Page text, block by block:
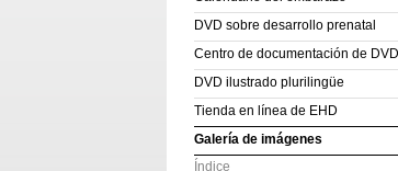
DVD sobre desarrollo prenatal
Centro de documentación de DVD
DVD ilustrado plurilingüe
Tienda en línea de EHD
Galería de imágenes
Índice